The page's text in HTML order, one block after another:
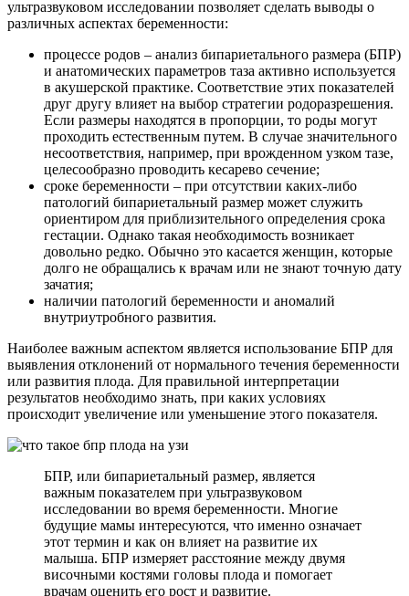
ультразвуковом исследовании позволяет сделать выводы о
различных аспектах беременности:
процессе родов – анализ бипариетального размера (БПР)
и анатомических параметров таза активно используется
в акушерской практике. Соответствие этих показателей
друг другу влияет на выбор стратегии родоразрешения.
Если размеры находятся в пропорции, то роды могут
проходить естественным путем. В случае значительного
несоответствия, например, при врожденном узком тазе,
целесообразно проводить кесарево сечение;
сроке беременности – при отсутствии каких-либо
патологий бипариетальный размер может служить
ориентиром для приблизительного определения срока
гестации. Однако такая необходимость возникает
довольно редко. Обычно это касается женщин, которые
долго не обращались к врачам или не знают точную дату
зачатия;
наличии патологий беременности и аномалий
внутриутробного развития.
Наиболее важным аспектом является использование БПР для
выявления отклонений от нормального течения беременности
или развития плода. Для правильной интерпретации
результатов необходимо знать, при каких условиях
происходит увеличение или уменьшение этого показателя.
БПР, или бипариетальный размер, является
важным показателем при ультразвуковом
исследовании во время беременности. Многие
будущие мамы интересуются, что именно означает
этот термин и как он влияет на развитие их
малыша. БПР измеряет расстояние между двумя
височными костями головы плода и помогает
врачам оценить его рост и развитие.